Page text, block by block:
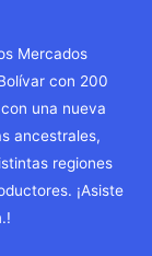
Mercados
con 200
una nueva
ancestrales,
regiones
¡Asiste